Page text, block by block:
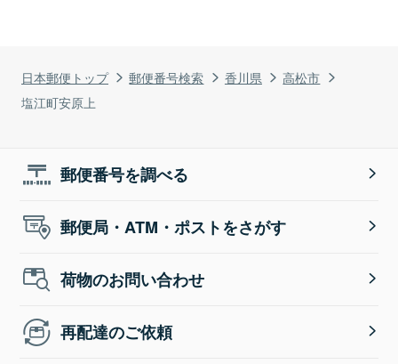
日本郵便トップ 郵便番号検索 香川県
高松市
塩江町安原上
郵便番号を調べる
郵便局・ATM・ポストをさがす
荷物のお問い合わせ
再配達のご依頼